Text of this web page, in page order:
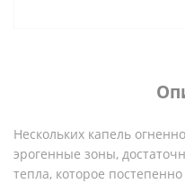
Нескольких капель
эрогенные зоны,
тепла, которое